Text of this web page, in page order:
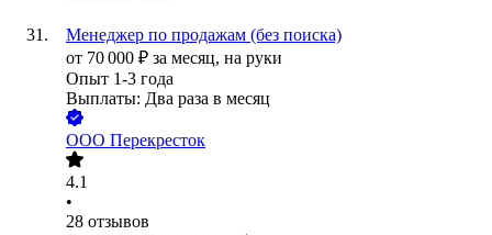
Менеджер по продажам (без поиска)
от 70 000 ₽ за месяц, на руки
Опыт 1-3 года
Выплаты: Два раза в месяц
ООО Перекресток
4.1
•
28 отзывов